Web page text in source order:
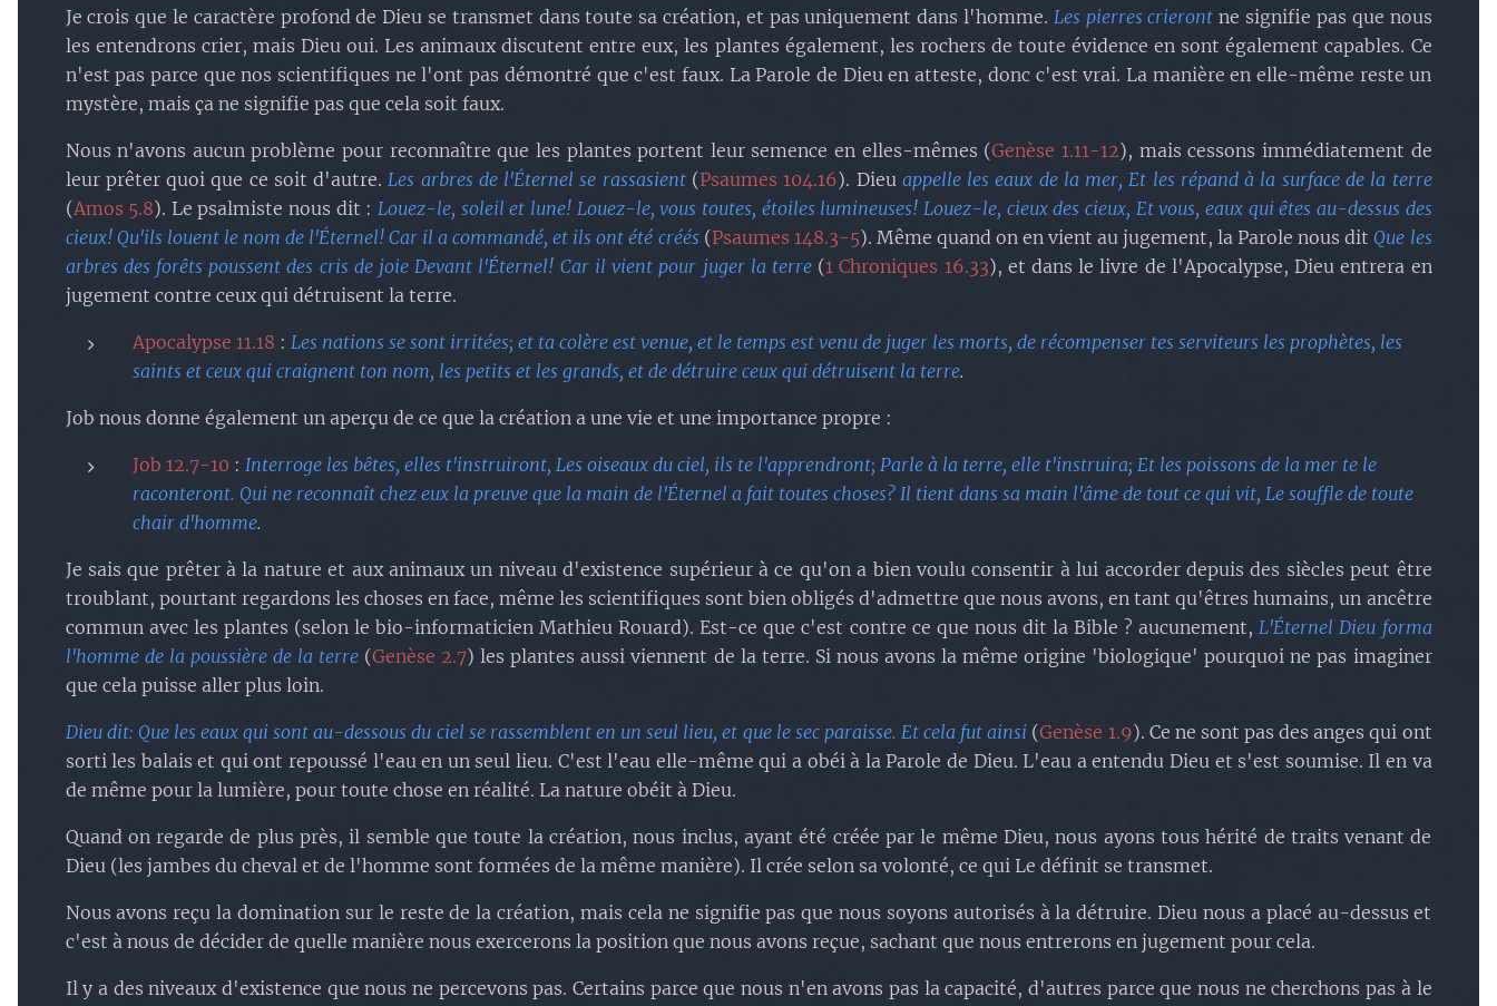
Je crois que le caractère profond de Dieu se transmet dans toute sa création, et pas uniquement dans l'homme. Les pierres crieront ne signifie pas que nous
les entendrons crier, mais Dieu oui. Les animaux discutent entre eux, les plantes également, les rochers de toute évidence en sont également capables. Ce
n'est pas parce que nos scientifiques ne l'ont pas démontré que c'est faux. La Parole de Dieu en atteste, donc c'est vrai. La manière en elle-même reste un
mystère, mais ça ne signifie pas que cela soit faux.
Nous n'avons aucun problème pour reconnaître que les plantes portent leur semence en elles-mêmes (Genèse 1.11-12), mais cessons immédiatement de
leur prêter quoi que ce soit d'autre.Les arbres de l'Éternel se rassasient(Psaumes 104.16). Dieu appelle les eaux de la mer, Et les répand à la surface de la terre
(Amos 5.8). Le psalmiste nous dit :Louez-le, soleil et lune! Louez-le, vous toutes, étoiles lumineuses! Louez-le, cieux des cieux, Et vous, eaux qui êtes au-dessus des
cieux! Qu'ils louent le nom de l'Éternel! Car il a commandé, et ils ont été créés (Psaumes 148.3-5). Même quand on en vient au jugement, la Parole nous dit Que les
arbres des forêts poussent des cris de joie Devant l'Éternel! Car il vient pour juger la terre(1 Chroniques 16.33), et dans le livre de l'Apocalypse, Dieu entrera en
jugement contre ceux qui détruisent la terre.
Apocalypse 11.18 : Les nations se sont irritées; et ta colère est venue, et le temps est venu de juger les morts, de récompenser tes serviteurs les prophètes, les
saints et ceux qui craignent ton nom, les petits et les grands, et de détruire ceux qui détruisent la terre.
Job nous donne également un aperçu de ce que la création a une vie et une importance propre :
Job 12.7-10 : Interroge les bêtes, elles t'instruiront, Les oiseaux du ciel, ils te l'apprendront; Parle à la terre, elle t'instruira; Et les poissons de la mer te le
raconteront. Qui ne reconnaît chez eux la preuve que la main de l'Éternel a fait toutes choses? Il tient dans sa main l'âme de tout ce qui vit, Le souffle de toute
chair d'homme.
Je sais que prêter à la nature et aux animaux un niveau d'existence supérieur à ce qu'on a bien voulu consentir à lui accorder depuis des siècles peut être
troublant, pourtant regardons les choses en face, même les scientifiques sont bien obligés d'admettre que nous avons, en tant qu'êtres humains, un ancêtre
commun avec les plantes (selon le bio-informaticien Mathieu Rouard). Est-ce que c'est contre ce que nous dit la Bible ? aucunement,L'Éternel Dieu forma
l'homme de la poussière de la terre(Genèse 2.7) les plantes aussi viennent de la terre. Si nous avons la même origine 'biologique' pourquoi ne pas imaginer
que cela puisse aller plus loin.
Dieu dit: Que les eaux qui sont au-dessous du ciel se rassemblent en un seul lieu, et que le sec paraisse. Et cela fut ainsi (Genèse 1.9). Ce ne sont pas des anges qui ont
sorti les balais et qui ont repoussé l'eau en un seul lieu. C'est l'eau elle-même qui a obéi à la Parole de Dieu. L'eau a entendu Dieu et s'est soumise. Il en va
de même pour la lumière, pour toute chose en réalité. La nature obéit à Dieu.
Quand on regarde de plus près, il semble que toute la création, nous inclus, ayant été créée par le même Dieu, nous ayons tous hérité de traits venant de
Dieu (les jambes du cheval et de l'homme sont formées de la même manière). Il crée selon sa volonté, ce qui Le définit se transmet.
Nous avons reçu la domination sur le reste de la création, mais cela ne signifie pas que nous soyons autorisés à la détruire. Dieu nous a placé au-dessus et
c'est à nous de décider de quelle manière nous exercerons la position que nous avons reçue, sachant que nous entrerons en jugement pour cela.
Il y a des niveaux d'existence que nous ne percevons pas. Certains parce que nous n'en avons pas la capacité, d'autres parce que nous ne cherchons pas à le